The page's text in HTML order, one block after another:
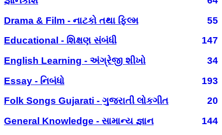
Drama & Film - નાટકો તથા ફિલ્મ
55
Educational - શિક્ષણ સંબંધી
147
English Learning - અંગ્રેજી શીખો
34
Essay - નિબંધો
193
Folk Songs Gujarati - ગુજરાતી લોકગીત
20
General Knowledge - સામાન્ય જ્ઞાન
144